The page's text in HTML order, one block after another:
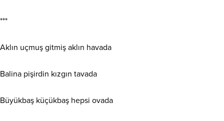
***
Aklın uçmuş gitmiş aklın havada
Balina pişirdin kızgın tavada
Büyükbaş küçükbaş hepsi ovada